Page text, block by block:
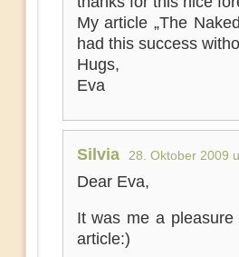
My article „The
had this success
Hugs,
Eva
Silvia 28. Oktober 2009
Dear Eva,
It was me a
article:)